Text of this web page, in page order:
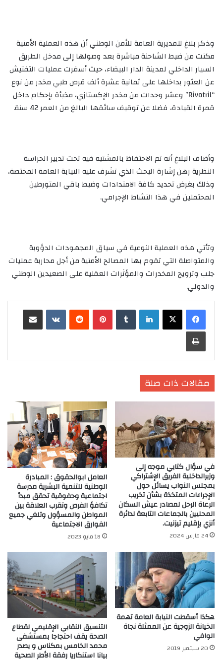
وذكر بلاغ للمديرية العامة للأمن الوطني أن هذه العملية الأمنية
مكنت من ضبط الشاحنة مباشرة بعد وصولها إلى مدخل الطريق
السيار الداخلي لمدينة الدار البيضاء، حيث أسفرت عمليات التفتيش
عن العثور بداخلها على ثمانية عشرة ألف قرص طبي مخدر من نوع
“Rivotril” وعشر وحدات من مخدر الإكستازي، مخبأة بإحكام داخل
قمرة القيادة، فضلا عن توقيف سائقها البالغ من العمر 42 سنة.
وأضاف البلاغ أنه تم الاحتفاظ بالمشتبه فيه تحت تدبير الحراسة
النظرية رهن إشارة البحث الذي تشرف عليه النيابة العامة المختصة،
وذلك بغرض تحديد كافة الامتدادات وضبط باقي المتورطين
المحتملين في هذا النشاط الإجرامي.
وتأتي هذه العملية النوعية في سياق المجهودات الدؤوبة
والمتواصلة التي تقوم بها المصالح الأمنية من أجل محاربة عمليات
جلب وترويج المخدرات والمؤثرات العقلية على الصعيدين الوطني
والدولي.
لينكدإن بينتيريست
طباعة
مقالات ذات صلة
في سؤال كتابي موجه إلى
وزيرالداخلية الفريق الإشتراكي
بمجلس النواب يسائل حول
الإجراءات المتخذة بشأن تخريب
الرعاة الرحل لمصادر عيش السكان
المحليين بالجماعات التابعة لدائرة
أنزي بإقليم تيزنيت.
24 مارس 2024
العامل ابوالحقوق : المبادرة
الوطنية للتنمية البشرية مدرسة
اجتماعية وحفوقية تحقق مبدأ
تكافؤ الفرص وتقرب العلاقة بين
المواطن والمسؤول وتلغي جميع
الفوارق الاجتماعية
18 مايو 2023
هكذا أسقطت النيابة العامة تهمة
الخيانة الزوجية عن الممثلة نجاة
الوافي
20 سبتمبر 2019
التنسيق النقابي الإقليمي لقطاع
الصحة يقف احتجاجا بمستشفى
محمد الخامس بمكناس و يصدر
بيانا استنكاريا رفقة الأطر الصحية